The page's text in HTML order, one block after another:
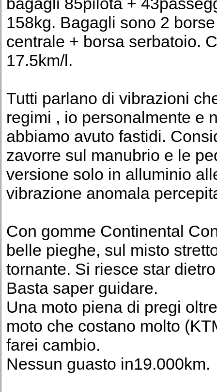
158kg. Bagagli sono 2
centrale + borsa serbatoio.
17.5km/l.
Tutti parlano di vibrazioni
regimi , io personalmente e
abbiamo avuto fastidi.
zavorre sul manubrio e le
versione solo in alluminio
vibrazione anomala
Con gomme Continental
belle pieghe, sul misto
tornante. Si riesce star
Basta saper guidare.
Una moto piena di pregi
moto che costano molto
farei cambio.
Nessun guasto in19.000km.